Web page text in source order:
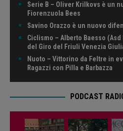
Serie B – Oliver Krilkovs è un
Fiorenzuola Bees
Savino Orazzo è un nuovo
Ciclismo – Alberto Baesso
del Giro del Friuli Venezia
Nuoto – Vittorino da Feltre in
Ragazzi con Pilla e Barbazza
PODCAST